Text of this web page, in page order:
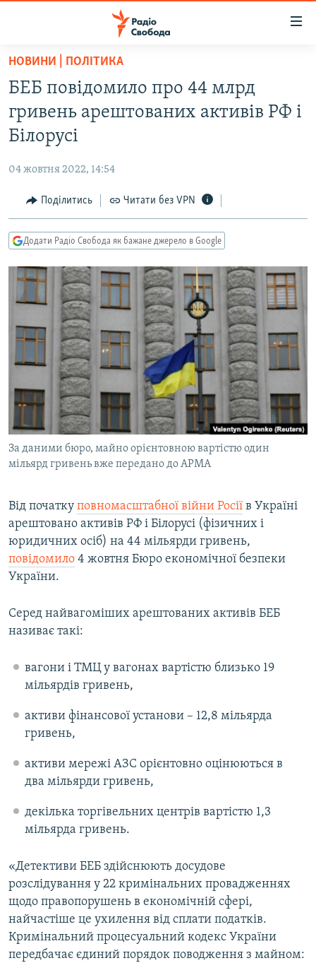
Перейти
основного
матеріалу
Перейти
до
основної
Перейти
до
пошуку
ВСЕ ЗА ДОБУ
СТАТТІ
СУСПІЛЬСТВО
УКРАЇНА
СВІТ
РОСІЙСЬКА «ФІЛЬТРАЦІЯ»
ДОНБАС.РЕАЛІЇ
ТИ ЯК?
СХЕМИ
КИТАЙ.ВИКЛИКИ
МУЛЬТИМЕДІА
СПЕЦПРОЄКТИ
ПОДКАСТИ
КРИМ РЕАЛІЇ
РУС
КТАТ
ДОЛУЧАЙСЯ!
НОВИНИ | ПОЛІТИКА
БЕБ повідомило про 44 млрд
гривень арештованих активів РФ і
Білорусі
04 жовтня 2022, 14:54
Поділитись Читати без VPN
Додати Радіо Свобода як бажане джерело в Google
За даними бюро, майно орієнтовною вартістю один
мільярд гривень вже передано до АРМА
Від початку повномасштабної війни Росії в Україні
арештовано активів РФ і Білорусі (фізичних і
юридичних осіб) на 44 мільярди гривень,
повідомило 4 жовтня Бюро економічної безпеки
України.
Серед найвагоміших арештованих активів БЕБ
називає такі:
вагони і ТМЦ у вагонах вартістю близько 19
мільярдів гривень,
активи фінансової установи – 12,8 мільярда
гривень,
активи мережі АЗС орієнтовно оцінюються в
два мільярди гривень,
декілька торгівельних центрів вартістю 1,3
мільярда гривень.
«Детективи БЕБ здійснюють досудове
розслідування у 22 кримінальних провадженнях
щодо правопорушень в економічній сфері,
найчастіше це ухилення від сплати податків.
Кримінальний процесуальний кодекс України
передбачає єдиний порядок поводження з майном: